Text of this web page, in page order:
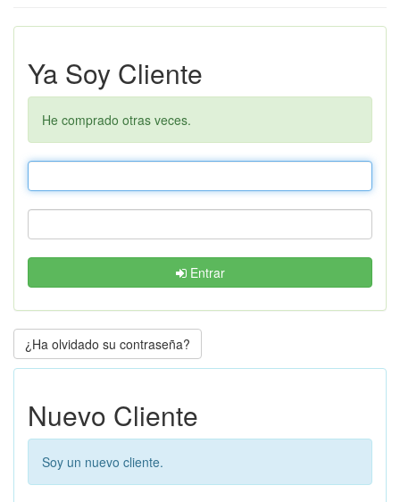
Ya Soy Cliente
He comprado otras veces.
Entrar
¿Ha olvidado su contraseña?
Nuevo Cliente
Soy un nuevo cliente.